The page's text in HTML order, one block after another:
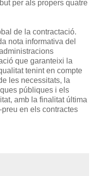
per als propers quatre
de la contractació.
nota informativa del
que garanteixi la
tenint en compte
les necessitats, la
públiques i els
amb la finalitat última
en els contractes